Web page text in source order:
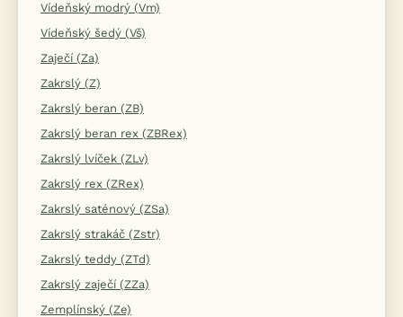
Vídeňský modrý (Vm)
Vídeňský šedý (Vš)
Zaječí (Za)
Zakrslý (Z)
Zakrslý beran (ZB)
Zakrslý beran rex (ZBRex)
Zakrslý lvíček (ZLv)
Zakrslý rex (ZRex)
Zakrslý saténový (ZSa)
Zakrslý strakáč (Zstr)
Zakrslý teddy (ZTd)
Zakrslý zaječí (ZZa)
Zemplínský (Ze)